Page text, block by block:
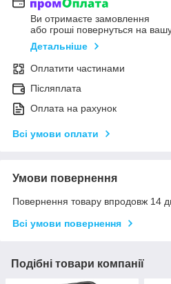
Ви отримаєте замовлення
або гроші повернуться на
Детальніше
Оплатити частинами
Післяплата
Оплата на рахунок
Всі умови оплати
Умови повернення
Повернення товару впродовж 14
Всі умови повернення
Подібні товари компанії